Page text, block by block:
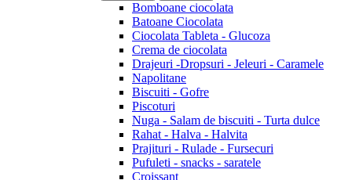
Bomboane ciocolata
Batoane Ciocolata
Ciocolata Tableta - Glucoza
Crema de ciocolata
Drajeuri -Dropsuri - Jeleuri - Caramele
Napolitane
Biscuiti - Gofre
Piscoturi
Nuga - Salam de biscuiti - Turta dulce
Rahat - Halva - Halvita
Prajituri - Rulade - Fursecuri
Pufuleti - snacks - saratele
Croissant